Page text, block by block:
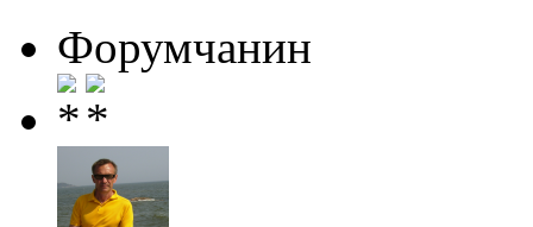
Форумчанин